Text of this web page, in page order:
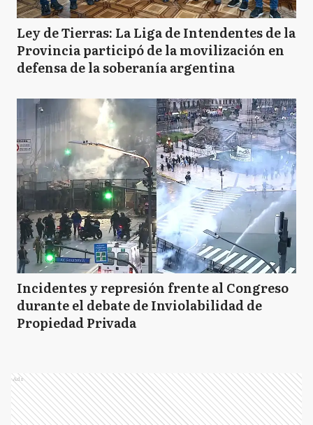
Ley de Tierras: La Liga de Intendentes de la
Provincia participó de la movilización en
defensa de la soberanía argentina
Incidentes y represión frente al Congreso
durante el debate de Inviolabilidad de
Propiedad Privada
Ads